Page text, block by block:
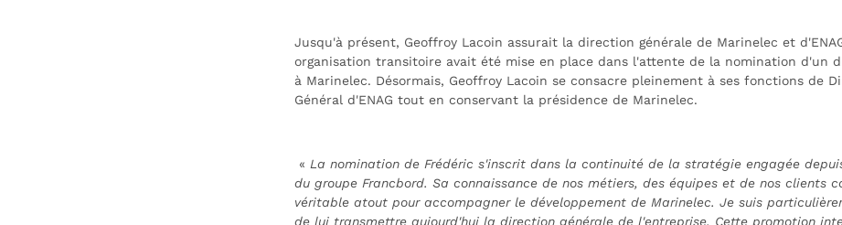
Jusqu'à présent, Geoffroy Lacoin assurait la direction générale de Marinelec et
organisation transitoire avait été mise en place dans l'attente de la nomination d'un
à Marinelec. Désormais, Geoffroy Lacoin se consacre pleinement à ses fonctions de
Général d'ENAG tout en conservant la présidence de Marinelec.
« La nomination de Frédéric s'inscrit dans la continuité de la stratégie engagée
du groupe Francbord. Sa connaissance de nos métiers, des équipes et de nos clients
véritable atout pour accompagner le développement de Marinelec. Je suis
de lui transmettre aujourd'hui la direction générale de l'entreprise. Cette promotion